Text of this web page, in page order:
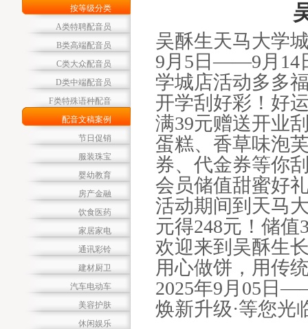
按等级分类
A类特聘配音员
B类高端配音员
C类大众配音员
D类中端配音员
F类特殊语种配音
配音文稿案例
节日促销
服装珠宝
婴幼教育
房产金融
饮食医药
家居家电
通讯彩铃
建材厨卫
汽车电动车
美容护肤
休闲娱乐
吴酥生天马大学
9月5日——9月14
学城店活动多多
开学刮好彩！好
满39元赠送开业
蛋糕、香草味泡
券、代金券等你
会员储值甜蜜好
活动期间到天马
元得248元！储值
欢迎来到吴酥生
用心做饼，用传
2025年9月05日
焕新升级·等您光